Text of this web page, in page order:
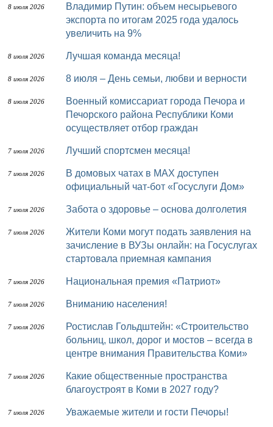
8 июля 2026
Владимир Путин: объем несырьевого
экспорта по итогам 2025 года удалось
увеличить на 9%
8 июля 2026 Лучшая команда месяца!
8 июля 2026 8 июля – День семьи, любви и верности
8 июля 2026
Военный комиссариат города Печора и
Печорского района Республики Коми
осуществляет отбор граждан
7 июля 2026 Лучший спортсмен месяца!
7 июля 2026
В домовых чатах в МАХ доступен
официальный чат-бот «Госуслуги Дом»
7 июля 2026 Забота о здоровье – основа долголетия
7 июля 2026
Жители Коми могут подать заявления на
зачисление в ВУЗы онлайн: на Госуслугах
стартовала приемная кампания
7 июля 2026 Национальная премия «Патриот»
7 июля 2026 Вниманию населения!
7 июля 2026
Ростислав Гольдштейн: «Строительство
больниц, школ, дорог и мостов – всегда в
центре внимания Правительства Коми»
7 июля 2026
Какие общественные пространства
благоустроят в Коми в 2027 году?
7 июля 2026 Уважаемые жители и гости Печоры!